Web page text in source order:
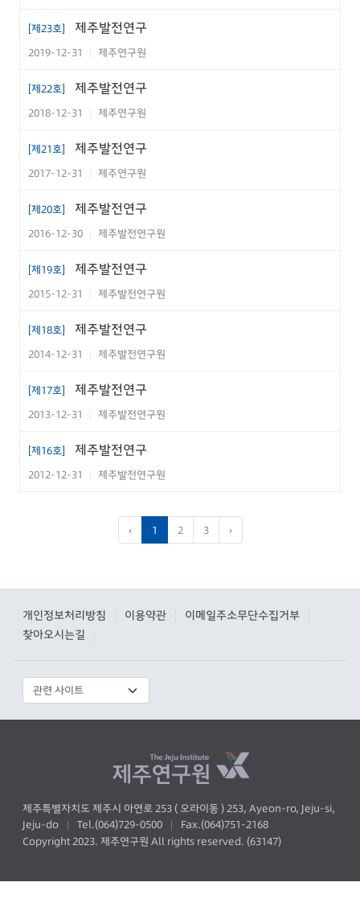
지역공동체 활성화를 위한 중간지원
조직의 기능에 대한 탐색적 연구
차고지증명제 운영 현황 및 실태 고찰
친환경기업의 제주 유치 전략
ERGM을 활용한 고용관련 프로그램
유관기관 간 협력연결망 분석
[제23호] 제주발전연구
2019-12-31 제주연구원
[제22호] 제주발전연구
2018-12-31 제주연구원
[제21호] 제주발전연구
2017-12-31 제주연구원
[제20호] 제주발전연구
2016-12-30 제주발전연구원
[제19호] 제주발전연구
2015-12-31 제주발전연구원
[제18호] 제주발전연구
2014-12-31 제주발전연구원
[제17호] 제주발전연구
2013-12-31 제주발전연구원
[제16호] 제주발전연구
2012-12-31 제주발전연구원
‹ 1 2 3 ›
개인정보처리방침 이용약관 이메일주소무단수집거부
찾아오시는길
제주특별자치도 제주시 아연로 253 ( 오라이동 ) 253, Ayeon-ro, Jeju-si,
Jeju-do
Tel.(064)729-0500
Fax.(064)751-2168
Copyright 2023. 제주연구원 All rights reserved. (63147)